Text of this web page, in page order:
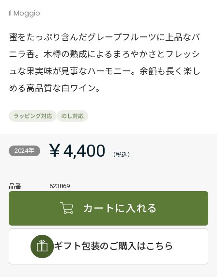
Il Moggio
蜜をたっぷり含んだグレープフルーツに上品なバ
ニラ香。木樽の熟成によるまろやかさとフレッシ
ュな果実味が見事なハーモニー。余韻も長く楽し
める高品質な白ワイン。
2024年 ￥4,400
品番 623869
カートに入れる
ギフト包装のご購入はこちら